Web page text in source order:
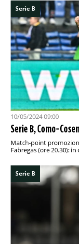
Serie B
10/05/2024 09:00
Serie B, Como-
Match-point
Fabregas (ore 20.30):
Serie B